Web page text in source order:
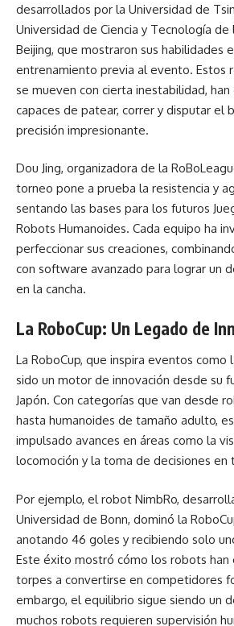
desarrollados por la Universidad de
Universidad de Ciencia y Tecnología
Beijing, que mostraron sus habilidades
entrenamiento previa al evento. Estos
se mueven con cierta inestabilidad,
capaces de patear, correr y disputar el
precisión impresionante.
Dou Jing, organizadora de la
torneo pone a prueba la resistencia y
sentando las bases para los futuros
Robots Humanoides. Cada equipo ha
perfeccionar sus creaciones,
con software avanzado para lograr un
en la cancha.
La RoboCup: Un Legado de
La RoboCup, que inspira eventos como
sido un motor de innovación desde su
Japón. Con categorías que van desde
hasta humanoides de tamaño adulto,
impulsado avances en áreas como la
locomoción y la toma de decisiones en
Por ejemplo, el robot NimbRo,
Universidad de Bonn, dominó la
anotando 46 goles y recibiendo solo
Este éxito mostró cómo los robots han
torpes a convertirse en competidores
embargo, el equilibrio sigue siendo un
muchos robots requieren supervisión